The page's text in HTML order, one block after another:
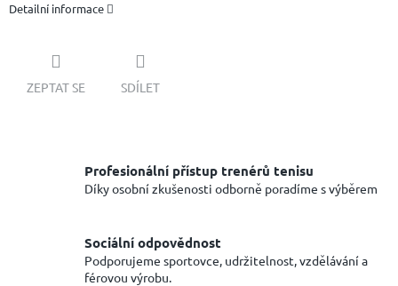
Detailní informace
ZEPTAT SE SDÍLET
Profesionální přístup trenérů tenisu
Díky osobní zkušenosti odborně poradíme s výběrem
Sociální odpovědnost
Podporujeme sportovce, udržitelnost, vzdělávání a
férovou výrobu.